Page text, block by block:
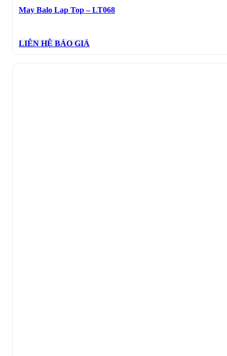
May Balo Lap Top – LT068
LIÊN HỆ BÁO GIÁ